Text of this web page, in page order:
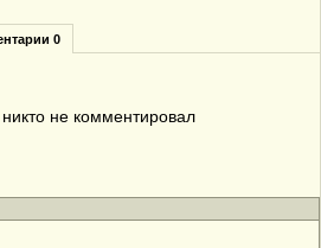
0
не комментировал